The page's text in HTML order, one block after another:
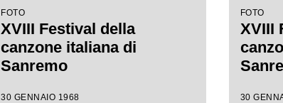
FOTO
XVIII Festival della
canzone italiana di
Sanremo
30 GENNAIO 1968
FOTO
XVIII
30